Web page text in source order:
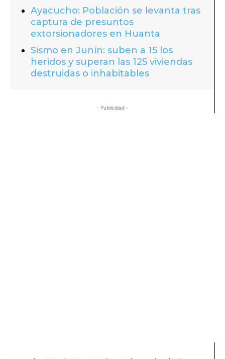
Ayacucho: Población se levanta tras
captura de presuntos
extorsionadores en Huanta
Sismo en Junín: suben a 15 los
heridos y superan las 125 viviendas
destruidas o inhabitables
- Publicidad -